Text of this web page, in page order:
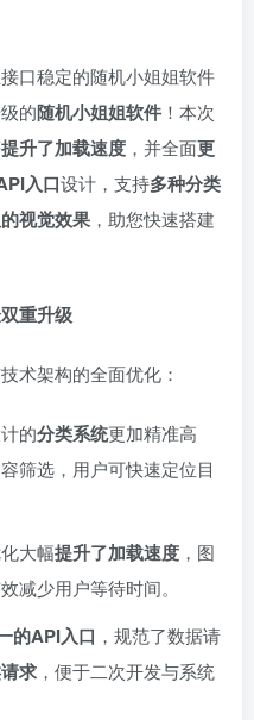
口稳定的随机小姐姐软件
的随机小姐姐软件 ！本次
提升了加载速度 ，并全面更
入口设计，支持多种分类
视觉效果 ，助您快速搭建
重升级
术架构的全面优化：
的分类系统更加精准高
筛选，用户可快速定位目
大幅提升了加载速度 ，图
减少用户等待时间。
的API入口 ，规范了数据请
求 ，便于二次开发与系统